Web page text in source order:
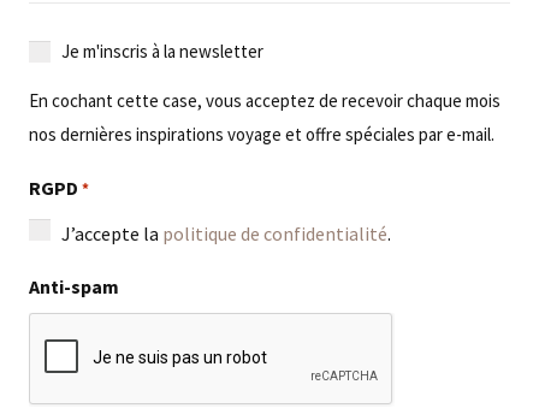
Je
à
la
newsletter
Je m'inscris à la newsletter
En cochant cette case, vous acceptez de recevoir chaque mois
nos dernières inspirations voyage et offre spéciales par e-mail.
RGPD *
J’accepte la politique de confidentialité.
Anti-spam